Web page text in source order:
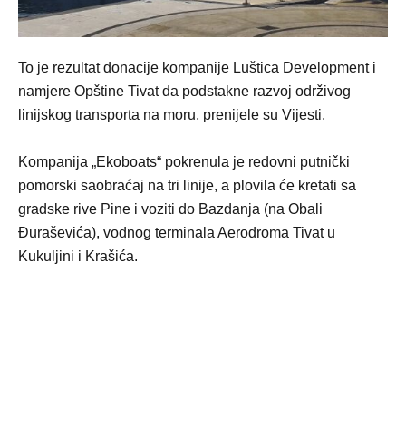
To je rezultat donacije kompanije Luštica Development i
namjere Opštine Tivat da podstakne razvoj održivog
linijskog transporta na moru, prenijele su Vijesti.
Kompanija „Ekoboats“ pokrenula je redovni putnički
pomorski saobraćaj na tri linije, a plovila će kretati sa
gradske rive Pine i voziti do Bazdanja (na Obali
Đuraševića), vodnog terminala Aerodroma Tivat u
Kukuljini i Krašića.